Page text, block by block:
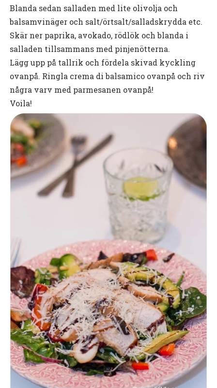
Blanda sedan salladen med lite olivolja och
balsamvinäger och salt/örtsalt/salladskrydda etc.
Skär ner paprika, avokado, rödlök och blanda i
salladen tillsammans med pinjenötterna.
Lägg upp på tallrik och fördela skivad kyckling
ovanpå. Ringla crema di balsamico ovanpå och riv
några varv med parmesanen ovanpå!
Voila!